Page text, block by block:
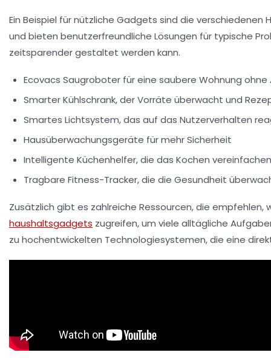
Ein Beispiel für nützliche Gadgets sind die
und bieten benutzerfreundliche Lösungen für typische
zeitsparender gestaltet werden kann.
Ecovacs Saugroboter für eine saubere Wohnung ohne
Smarter Kühlschrank, der Vorräte überwacht und
Smartes Lichtsystem, das auf das Nutzerverhalten
Hausüberwachungsgeräte für mehr Sicherheit
Intelligente Küchenhelfer, die das Kochen vereinfachen
Tragbare Fitness-Tracker, die die Gesundheit
Zusätzlich gibt es zahlreiche Ressourcen, die
haushaltsgadgets zugreifen, um viele alltägliche
zu hochentwickelten Technologiesystemen, die eine